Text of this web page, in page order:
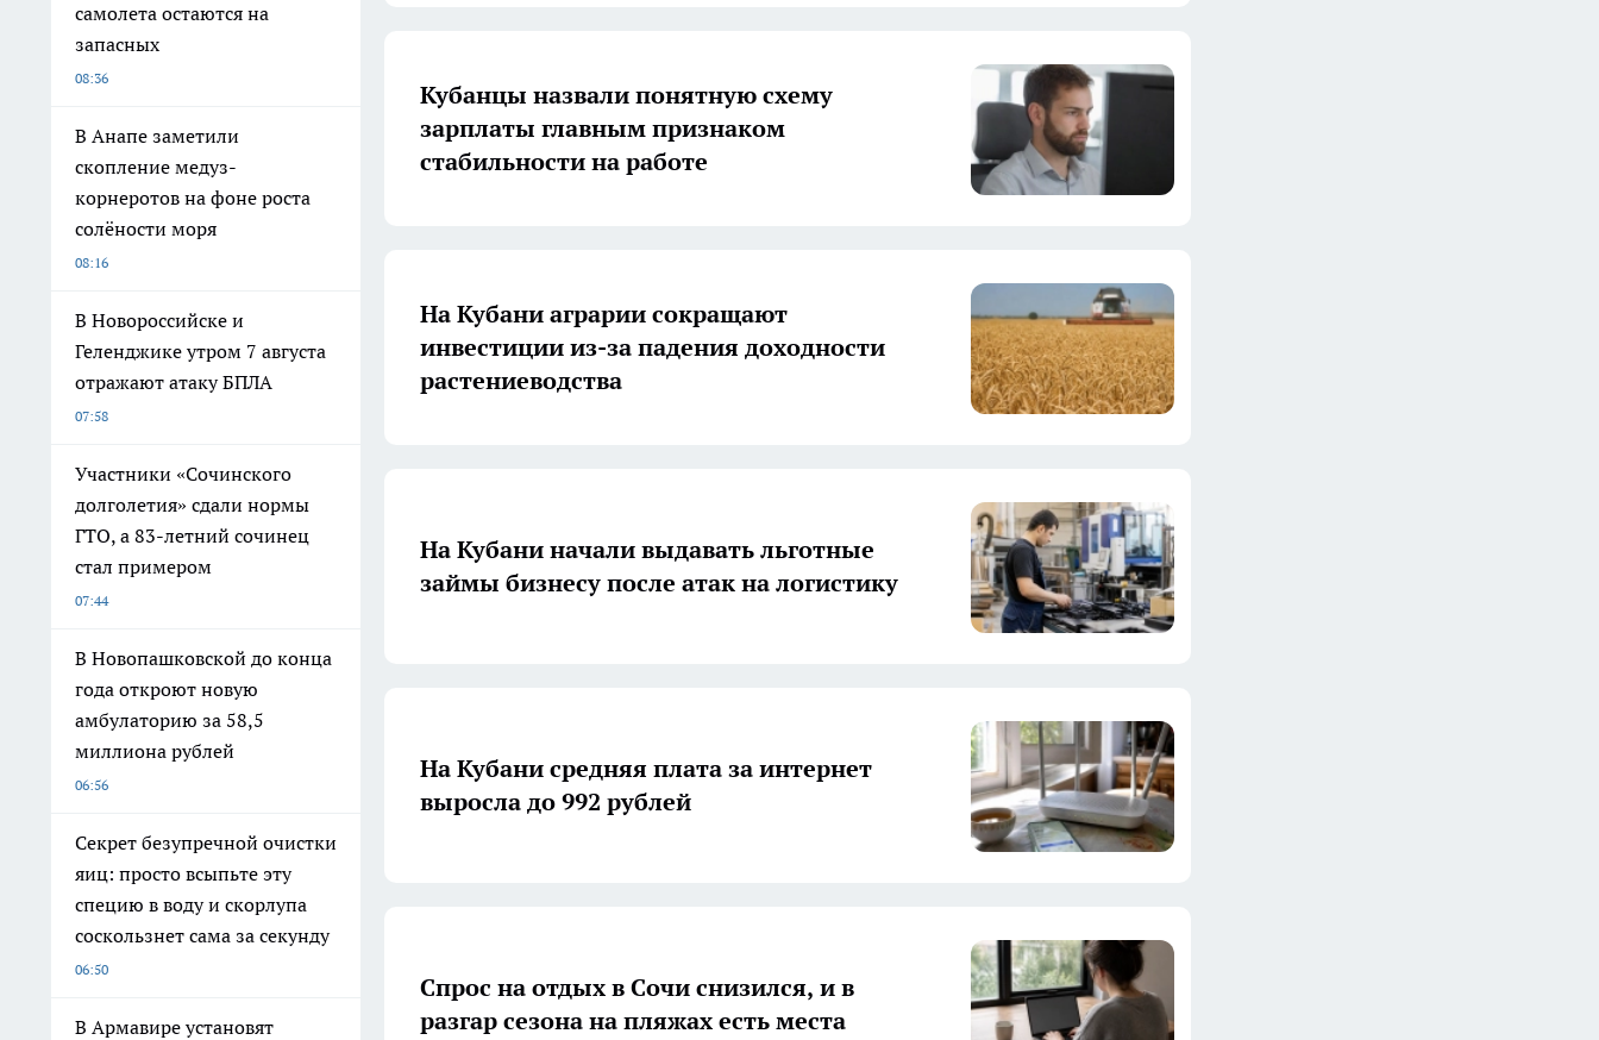
самолета остаются на
запасных
08:36
В Анапе заметили
скопление медуз-
корнеротов на фоне роста
солёности моря
08:16
В Новороссийске и
Геленджике утром 7 августа
отражают атаку БПЛА
07:58
Участники «Сочинского
долголетия» сдали нормы
ГТО, а 83-летний сочинец
стал примером
07:44
В Новопашковской до конца
года откроют новую
амбулаторию за 58,5
миллиона рублей
06:56
Секрет безупречной очистки
яиц: просто всыпьте эту
специю в воду и скорлупа
соскользнет сама за секунду
06:50
В Армавире установят
Кубанцы назвали понятную схему
зарплаты главным признаком
стабильности на работе
На Кубани аграрии сокращают
инвестиции из-за падения доходности
растениеводства
На Кубани начали выдавать льготные
займы бизнесу после атак на логистику
На Кубани средняя плата за интернет
выросла до 992 рублей
Спрос на отдых в Сочи снизился, и в
разгар сезона на пляжах есть места